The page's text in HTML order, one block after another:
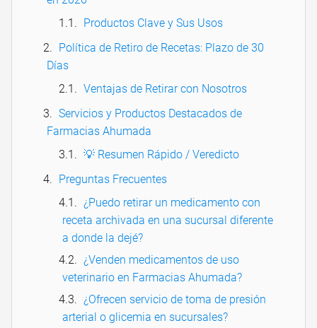
Productos Clave y Sus Usos
Política de Retiro de Recetas: Plazo de 30
Días
Ventajas de Retirar con Nosotros
Servicios y Productos Destacados de
Farmacias Ahumada
💡 Resumen Rápido / Veredicto
Preguntas Frecuentes
¿Puedo retirar un medicamento con
receta archivada en una sucursal diferente
a donde la dejé?
¿Venden medicamentos de uso
veterinario en Farmacias Ahumada?
¿Ofrecen servicio de toma de presión
arterial o glicemia en sucursales?